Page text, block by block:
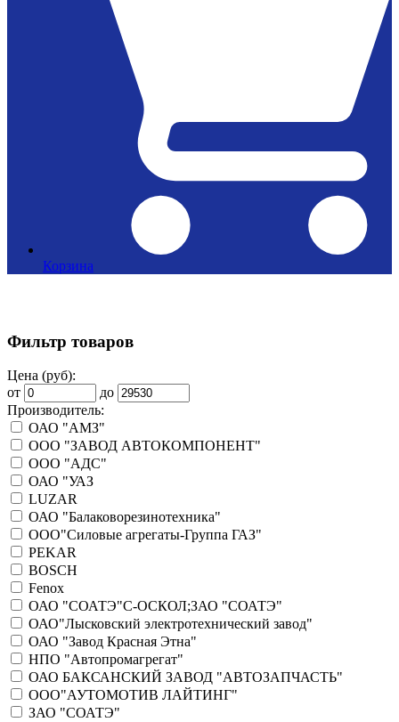
Корзина
Фильтр товаров
Цена (руб):
от
до
Производитель:
ОАО "АМЗ"
ООО "ЗАВОД АВТОКОМПОНЕНТ"
ООО "АДС"
ОАО "УАЗ
LUZAR
ОАО "Балаковорезинотехника"
ООО"Силовые агрегаты-Группа ГАЗ"
PEKAR
BOSCH
Fenox
ОАО "СОАТЭ"С-ОСКОЛ;ЗАО "СОАТЭ"
ОАО"Лысковский электротехнический завод"
ОАО "Завод Красная Этна"
НПО "Автопромагрегат"
ОАО БАКСАНСКИЙ ЗАВОД "АВТОЗАПЧАСТЬ"
ООО"АУТОМОТИВ ЛАЙТИНГ"
ЗАО "СОАТЭ"